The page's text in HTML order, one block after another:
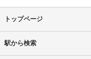
トップページ
駅から検索